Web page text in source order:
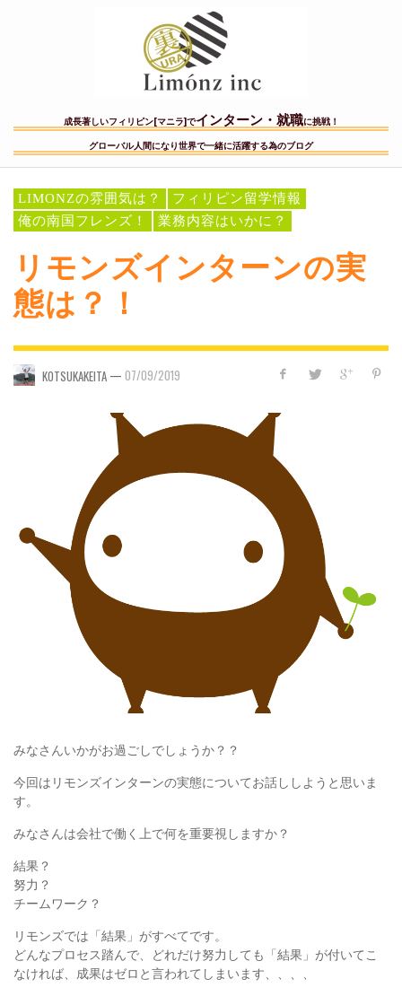
成長著しいフィリピン[マニラ]でインターン・就職に挑戦！
グローバル人間になり世界で一緒に活躍する為のブログ
LIMONZの雰囲気は？
フィリピン留学情報
俺の南国フレンズ！
業務内容はいかに？
リモンズインターンの実
態は？！
KOTSUKAKEITA — 07/09/2019
みなさんいかがお過ごしでしょうか？？
今回はリモンズインターンの実態についてお話ししようと思いま
す。
みなさんは会社で働く上で何を重要視しますか？
結果？
努力？
チームワーク？
リモンズでは「結果」がすべてです。
どんなプロセス踏んで、どれだけ努力しても「結果」が付いてこ
なければ、成果はゼロと言われてしまいます、、、、